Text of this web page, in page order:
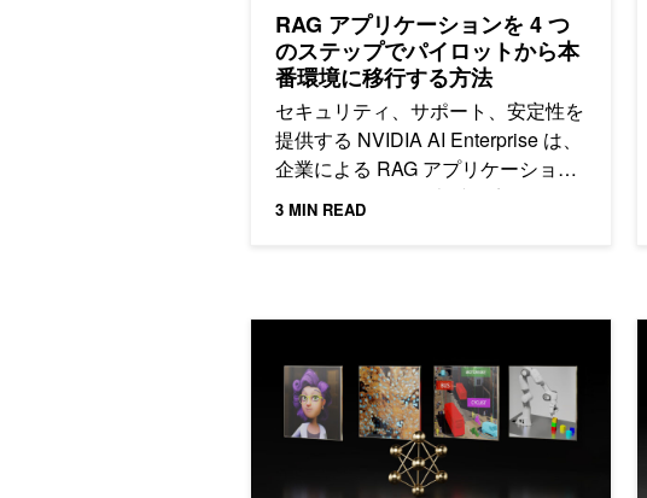
RAG アプリケーションを 4 つ
のステップでパイロットから本
番環境に移行する方法
セキュリティ、サポート、安定性を
提供する NVIDIA AI Enterprise は、
企業による RAG アプリケーション
のパイロットから本番環境への移行
3 MIN READ